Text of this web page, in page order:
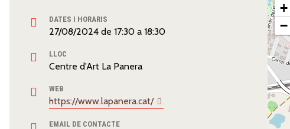
DATES I HORARIS
27/08/2024 de 17:30 a 18:30
LLOC
Centre d'Art La Panera
WEB
https://www.lapanera.cat/
EMAIL DE CONTACTE
+
−